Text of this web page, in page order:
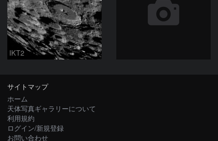
IKT2
サイトマップ
ホーム
天体写真ギャラリーについて
利用規約
ログイン/新規登録
お問い合わせ